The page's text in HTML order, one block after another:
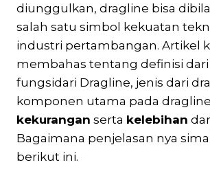
diunggulkan, dragline bisa
salah satu simbol kekuatan
industri pertambangan. Artikel
membahas tentang definisi dari
fungsidari Dragline, jenis dari
komponen utama pada
kekurangan serta kelebihan
Bagaimana penjelasan nya
berikut ini.